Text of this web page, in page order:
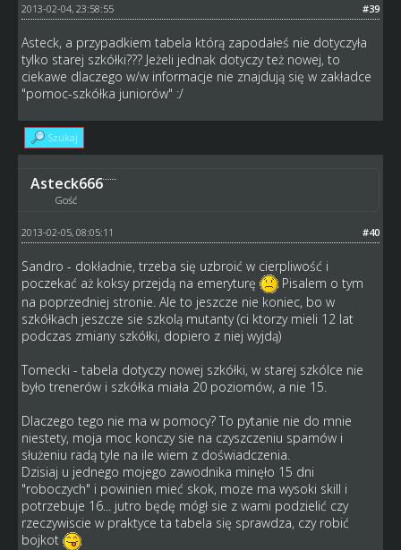
#39
2013-02-04, 23:58:55
Asteck, a przypadkiem tabela którą zapodałeś nie dotyczyła
tylko starej szkółki??? Jeżeli jednak dotyczy też nowej, to
ciekawe dlaczego w/w informacje nie znajdują się w zakładce
"pomoc-szkółka juniorów" :/
Szukaj
Asteck666
Gość
#40
2013-02-05, 08:05:11
Sandro - dokładnie, trzeba się uzbroić w cierpliwość i
poczekać aż koksy przejdą na emeryturę
Pisalem o tym
na poprzedniej stronie. Ale to jeszcze nie koniec, bo w
szkółkach jeszcze sie szkolą mutanty (ci ktorzy mieli 12 lat
podczas zmiany szkółki, dopiero z niej wyjdą)
Tomecki - tabela dotyczy nowej szkółki, w starej szkólce nie
było trenerów i szkółka miała 20 poziomów, a nie 15.
Dlaczego tego nie ma w pomocy? To pytanie nie do mnie
niestety, moja moc konczy sie na czyszczeniu spamów i
służeniu radą tyle na ile wiem z doświadczenia.
Dzisiaj u jednego mojego zawodnika minęło 15 dni
"roboczych" i powinien mieć skok, moze ma wysoki skill i
potrzebuje 16... jutro będę mógł sie z wami podzielić czy
rzeczywiscie w praktyce ta tabela się sprawdza, czy robić
bojkot